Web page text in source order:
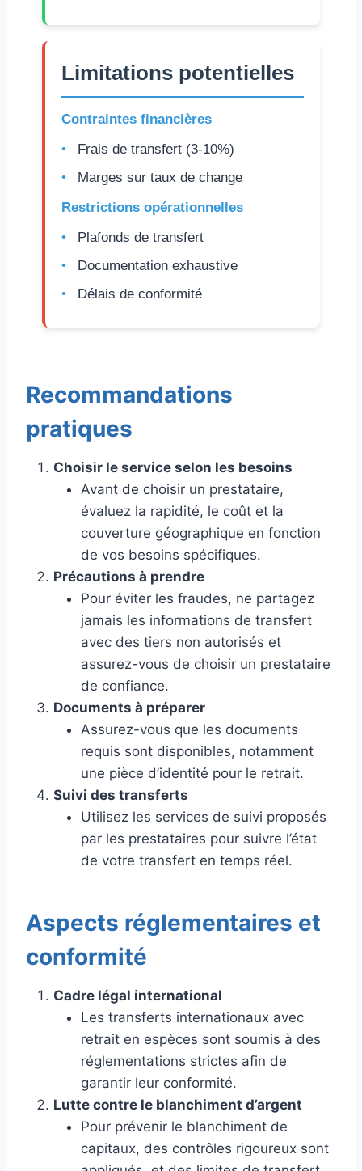
Limitations potentielles
Contraintes financières
Frais de transfert (3-10%)
Marges sur taux de change
Restrictions opérationnelles
Plafonds de transfert
Documentation exhaustive
Délais de conformité
Recommandations
pratiques
Choisir le service selon les besoins
Avant de choisir un prestataire,
évaluez la rapidité, le coût et la
couverture géographique en fonction
de vos besoins spécifiques.
Précautions à prendre
Pour éviter les fraudes, ne partagez
jamais les informations de transfert
avec des tiers non autorisés et
assurez-vous de choisir un prestataire
de confiance.
Documents à préparer
Assurez-vous que les documents
requis sont disponibles, notamment
une pièce d’identité pour le retrait.
Suivi des transferts
Utilisez les services de suivi proposés
par les prestataires pour suivre l’état
de votre transfert en temps réel.
Aspects réglementaires et
conformité
Cadre légal international
Les transferts internationaux avec
retrait en espèces sont soumis à des
réglementations strictes afin de
garantir leur conformité.
Lutte contre le blanchiment d’argent
Pour prévenir le blanchiment de
capitaux, des contrôles rigoureux sont